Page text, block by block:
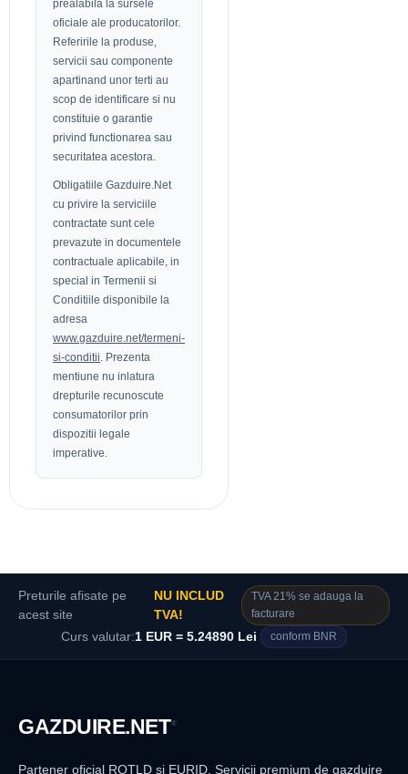
prealabila la sursele
oficiale ale producatorilor.
Referirile la produse,
servicii sau componente
apartinand unor terti au
scop de identificare si nu
constituie o garantie
privind functionarea sau
securitatea acestora.
Obligatiile Gazduire.Net
cu privire la serviciile
contractate sunt cele
prevazute in documentele
contractuale aplicabile, in
special in Termenii si
Conditiile disponibile la
adresa
www.gazduire.net/termeni-
si-conditii . Prezenta
mentiune nu inlatura
drepturile recunoscute
consumatorilor prin
dispozitii legale
imperative.
Preturile afisate pe
acest site
NU INCLUD
TVA!
TVA 21% se adauga la
facturare
Curs valutar:1 EUR = 5.24890 Lei conform BNR
GAZDUIRE.NET®
Partener oficial ROTLD si EURID. Servicii premium de gazduire